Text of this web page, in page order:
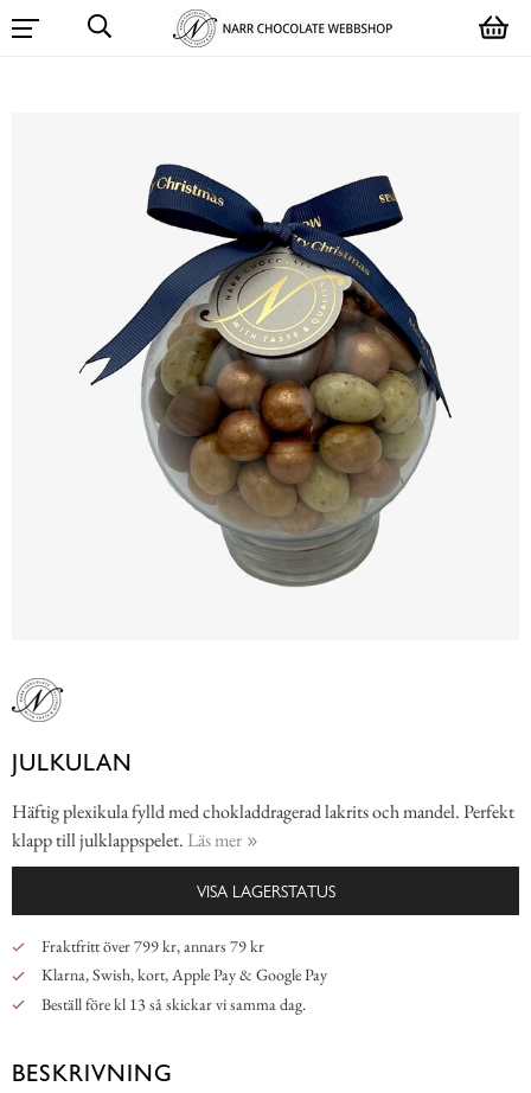
JULKULAN
Häftig plexikula fylld med chokladdragerad lakrits och mandel. Perfekt
klapp till julklappspelet. Läs mer
VISA LAGERSTATUS
Fraktfritt över 799 kr, annars 79 kr
Klarna, Swish, kort, Apple Pay & Google Pay
Beställ före kl 13 så skickar vi samma dag.
BESKRIVNING